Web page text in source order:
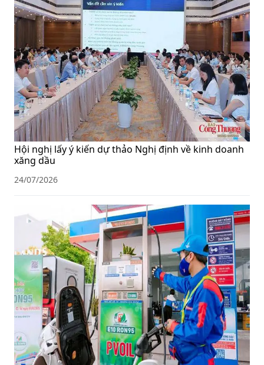
Hội nghị lấy ý kiến dự thảo Nghị định về kinh doanh
xăng dầu
24/07/2026